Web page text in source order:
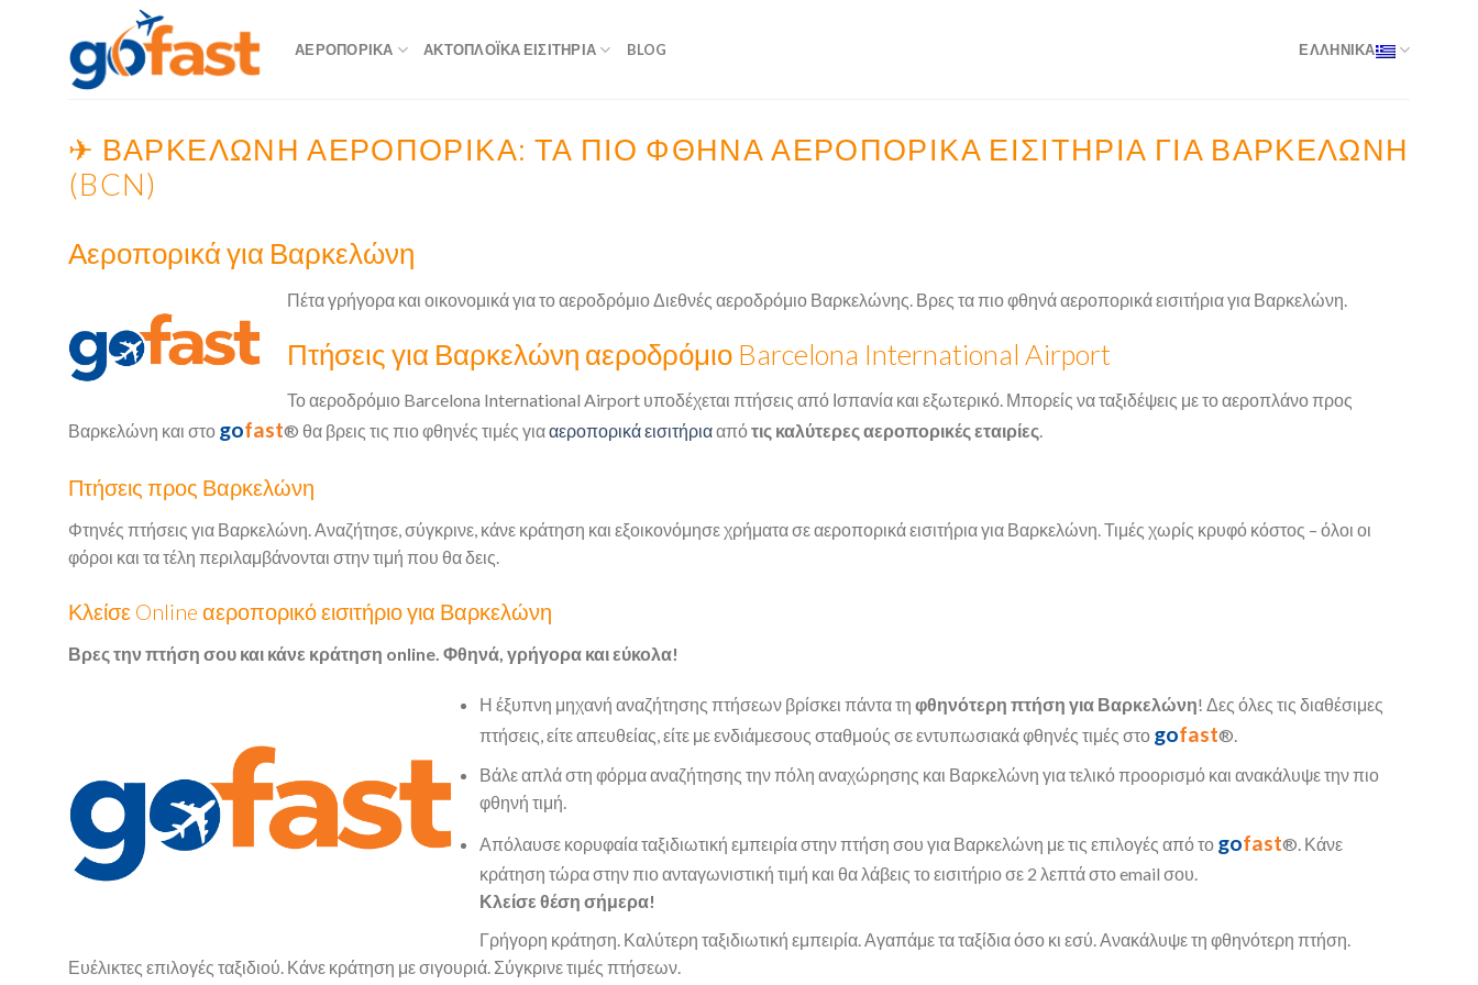
ΑΕΡΟΠΟΡΙΚΆ ΑΚΤΟΠΛΟΪΚΆ ΕΙΣΙΤΉΡΙΑ BLOG ΕΛΛΗΝΙΚΑ
✈ ΒΑΡΚΕΛΏΝΗ ΑΕΡΟΠΟΡΙΚΆ: ΤΑ ΠΙΟ ΦΘΗΝΑ ΑΕΡΟΠΟΡΙΚΆ ΕΙΣΙΤΉΡΙΑ ΓΙΑ ΒΑΡΚΕΛΏΝΗ
(BCN)
Αεροπορικά για Βαρκελώνη
Πέτα γρήγορα και οικονομικά για το αεροδρόμιο Διεθνές αεροδρόμιο Βαρκελώνης. Βρες τα πιο φθηνά αεροπορικά εισιτήρια για Βαρκελώνη.
Πτήσεις για Βαρκελώνη αεροδρόμιο Barcelona International Airport
Το αεροδρόμιο Barcelona International Airport υποδέχεται πτήσεις από Ισπανία και εξωτερικό. Μπορείς να ταξιδέψεις με το αεροπλάνο προς
Βαρκελώνη και στο gofast® θα βρεις τις πιο φθηνές τιμές γιααεροπορικά εισιτήριααπότις καλύτερες αεροπορικές εταιρίες.
Πτήσεις προς Βαρκελώνη
Φτηνές πτήσεις για Βαρκελώνη. Αναζήτησε, σύγκρινε, κάνε κράτηση και εξοικονόμησε χρήματα σε αεροπορικά εισιτήρια για Βαρκελώνη. Τιμές χωρίς κρυφό κόστος – όλοι οι
φόροι και τα τέλη περιλαμβάνονται στην τιμή που θα δεις.
Κλείσε Online αεροπορικό εισιτήριο για Βαρκελώνη
Βρες την πτήση σου και κάνε κράτηση online. Φθηνά, γρήγορα και εύκολα!
Η έξυπνη μηχανή αναζήτησης πτήσεων βρίσκει πάντα τη φθηνότερη πτήση για Βαρκελώνη! Δες όλες τις διαθέσιμες
πτήσεις, είτε απευθείας, είτε με ενδιάμεσους σταθμούς σε εντυπωσιακά φθηνές τιμές στο gofast®.
Βάλε απλά στη φόρμα αναζήτησης την πόλη αναχώρησης και Βαρκελώνη για τελικό προορισμό και ανακάλυψε την πιο
φθηνή τιμή.
Απόλαυσε κορυφαία ταξιδιωτική εμπειρία στην πτήση σου για Βαρκελώνη με τις επιλογές από το gofast®. Κάνε
κράτηση τώρα στην πιο ανταγωνιστική τιμή και θα λάβεις το εισιτήριο σε 2 λεπτά στο email σου.
Κλείσε θέση σήμερα!
Γρήγορη κράτηση. Καλύτερη ταξιδιωτική εμπειρία. Αγαπάμε τα ταξίδια όσο κι εσύ. Ανακάλυψε τη φθηνότερη πτήση.
Ευέλικτες επιλογές ταξιδιού. Κάνε κράτηση με σιγουριά. Σύγκρινε τιμές πτήσεων.